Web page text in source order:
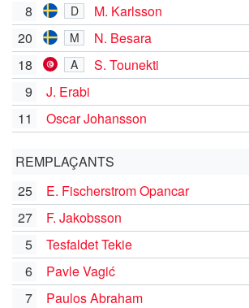
8 D
M. Karlsson
20
M N. Besara
18 A S. Tounekti
9
J. Erabi
11
Oscar Johansson
REMPLAÇANTS
25
E. Fischerstrom Opancar
27
F. Jakobsson
5
Tesfaldet Tekie
6
Pavle Vagić
7
Paulos Abraham